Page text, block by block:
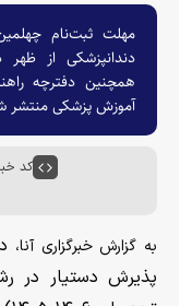
مهلت ثبت‌نام
همچنین دفترچه
آموزش پزشکی منتشر
کد خبر :
به گزارش خبرگزاری آنا،
پذیرش دستیار در